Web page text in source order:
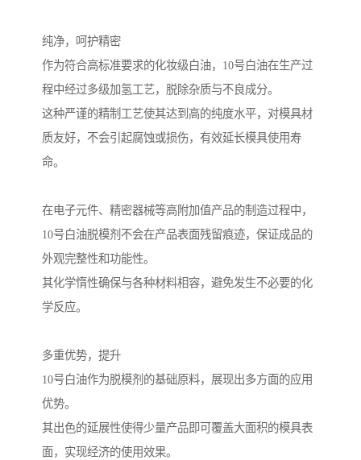
纯净，呵护精密
作为符合高标准要求的化妆级白油，10号白油在生产过
程中经过多级加氢工艺，脱除杂质与不良成分。
这种严谨的精制工艺使其达到高的纯度水平，对模具材
质友好，不会引起腐蚀或损伤，有效延长模具使用寿
命。
在电子元件、精密器械等高附加值产品的制造过程中，
10号白油脱模剂不会在产品表面残留痕迹，保证成品的
外观完整性和功能性。
其化学惰性确保与各种材料相容，避免发生不必要的化
学反应。
多重优势，提升
10号白油作为脱模剂的基础原料，展现出多方面的应用
优势。
其出色的延展性使得少量产品即可覆盖大面积的模具表
面，实现经济的使用效果。